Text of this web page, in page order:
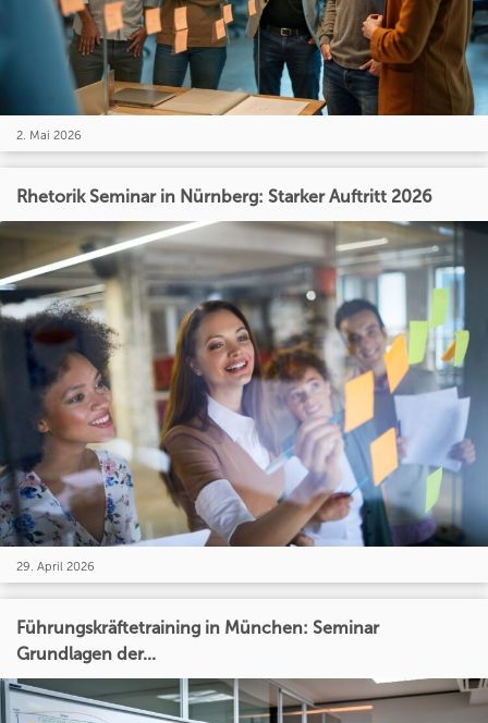
2. Mai 2026
Rhetorik Seminar in Nürnberg: Starker Auftritt 2026
29. April 2026
Führungskräftetraining in München: Seminar
Grundlagen der...